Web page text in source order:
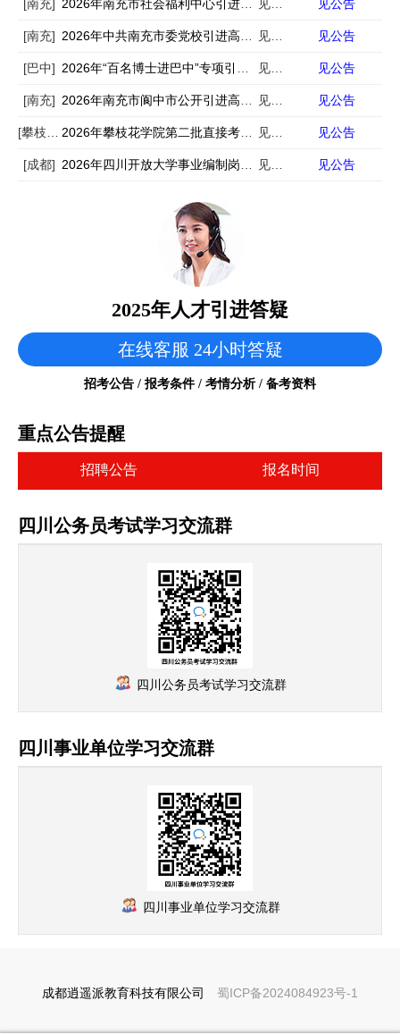
[南充] 2026年南充市社会福利中心引进高层次人才公开考核招聘公告 见公告 见公告
[南充] 2026年中共南充市委党校引进高层次人才公开考核招聘公告 见公告 见公告
[巴中] 2026年“百名博士进巴中”专项引才公告 见公告 见公告
[南充] 2026年南充市阆中市公开引进高层次人才公告 见公告 见公告
[攀枝花] 2026年攀枝花学院第二批直接考核招聘高层次人才公告 见公告 见公告
[成都] 2026年四川开放大学事业编制岗位公开考核招聘22名高层次人才公告 见公告 见公告
2025年人才引进答疑
在线客服 24小时答疑
招考公告 / 报考条件 / 考情分析 / 备考资料
重点公告提醒
招聘公告 报名时间
四川公务员考试学习交流群
四川公务员考试学习交流群
四川事业单位学习交流群
四川事业单位学习交流群
成都逍遥派教育科技有限公司 蜀ICP备2024084923号-1